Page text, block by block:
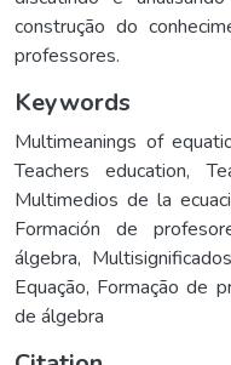
construção do
professores.
Keywords
Multimeanings of
Teachers education,
Multimedios de la
Formación de
álgebra,
Equação, Formação de
de álgebra